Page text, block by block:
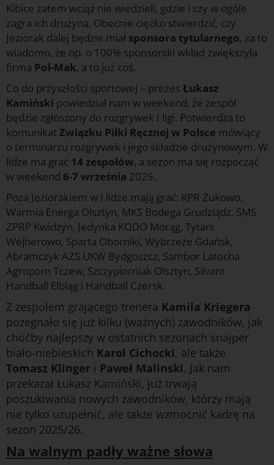
Kibice zatem wciąż nie wiedzieli, gdzie i czy w ogóle
zagra ich drużyna. Obecnie ciężko stwierdzić, czy
Jeziorak dalej będzie miał sponsora tytularnego, za to
wiadomo, że np. o 100% sponsorski wkład zwiększyła
firma Pol-Mak, a to już coś.
Co do przyszłości sportowej – prezes Łukasz
Kamiński powiedział nam w weekend, że zespół
będzie zgłoszony do rozgrywek I ligi. Potwierdza to
komunikatZwiązku Piłki Ręcznej w Polsce mówiący
o terminarzu rozgrywek i jego składzie drużynowym. W
lidze ma grać 14 zespołów, a sezon ma się rozpocząć
w weekend 6-7 września 2025.
Poza Jeziorakiem w I lidze mają grać: KPR Żukowo,
Warmia Energa Olsztyn, MKS Bodega Grudziądz, SMS
ZPRP Kwidzyn, Jedynka KODO Morąg, Tytani
Wejherowo, Sparta Oborniki, Wybrzeże Gdańsk,
Abramczyk AZS UKW Bydgoszcz, Sambor Latocha
Agropom Tczew, Szczypiorniak Olsztyn, Silvant
Handball Elbląg i Handball Czersk.
Z zespołem grającego trenera Kamila Kriegera
pożegnało się już kilku (ważnych) zawodników, jak
choćby najlepszy w ostatnich sezonach snajper
biało-niebieskich Karol Cichocki, ale także
Tomasz Klinger i Paweł Malinski. Jak nam
przekazał Łukasz Kamiński, już trwają
poszukiwania nowych zawodników, którzy mają
nie tylko uzupełnić, ale także wzmocnić kadrę na
sezon 2025/26.
Na walnym padły ważne słowa